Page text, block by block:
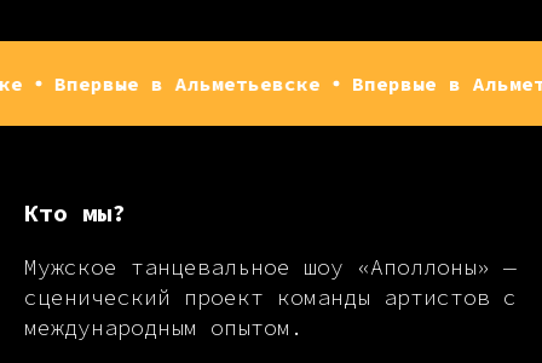
в Альметьевске Впервые в Альметьевске
Кто мы?
Мужское танцевальное шоу «Аполлоны» —
сценический проект команды артистов с
международным опытом.